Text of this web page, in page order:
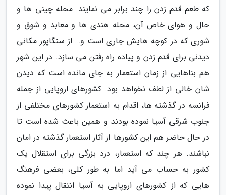
که طعم قدم زدن را چند برابر می نمایند. محله چینی ها و
حال و هوای خاص آن، محله هندی ها و معابد و شوق و
شوری که در کوچه هایش جاری است و… از سنگاپور مکانی
دیدنی برای قدم زدن و پیاده راه رفتن می سازد. در این شهر
هم بناهایی از زمان استعمار به جای مانده است که دیدن
شان خالی از لطف نخواهد بود. کشورهای اروپایی از جمله
فرانسه در گذشته ها، اقدام به استعمار کشورهای مختلفی از
جنوب شرقی آسیا نموده بودند و همین باعث شده است تا
در حال حاضر هم این کشورها از آثار استعمار گذشته در امان
نباشند. هر چند که استعمار، درد بزرگی برای استقلال یک
کشور به حساب می آید اما به طور کلی، بعضی فرهنگ
هایی که از کشورهای اروپایی به آسیا انتقال پیدا نموده